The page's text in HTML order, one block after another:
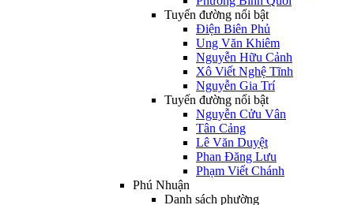
Tuyến đường nổi bật
Điện Biên Phủ
Ung Văn Khiêm
Nguyễn Hữu Cảnh
Xô Viết Nghệ Tĩnh
Nguyễn Gia Trí
Tuyến đường nổi bật
Nguyễn Cửu Vân
Tân Cảng
Lê Văn Duyệt
Phan Đăng Lưu
Phạm Viết Chánh
Phú Nhuận
Danh sách phường